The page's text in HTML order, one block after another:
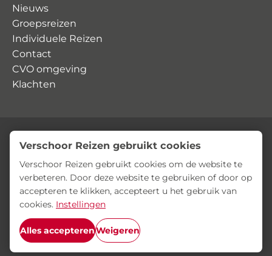
Nieuws
Groepsreizen
Individuele Reizen
Contact
CVO omgeving
Klachten
Privacyverklaring
Verschoor Reizen gebruikt cookies
Verschoor Reizen gebruikt cookies om de website te
verbeteren. Door deze website te gebruiken of door op
accepteren te klikken, accepteert u het gebruik van
cookies. Instellingen
Alles accepterenWeigeren